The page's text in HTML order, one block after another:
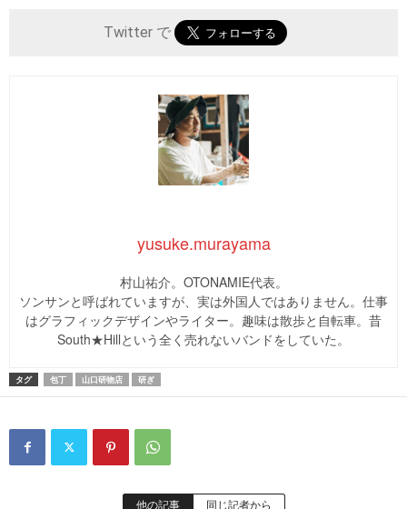
Twitter で
yusuke.murayama
村山祐介。OTONAMIE代表。
ソンサンと呼ばれていますが、実は外国人ではありません。仕事
はグラフィックデザインやライター。趣味は散歩と自転車。昔
South★Hillという全く売れないバンドをしていた。
タグ 包丁 山口研物店 研ぎ
他の記事 同じ記者から